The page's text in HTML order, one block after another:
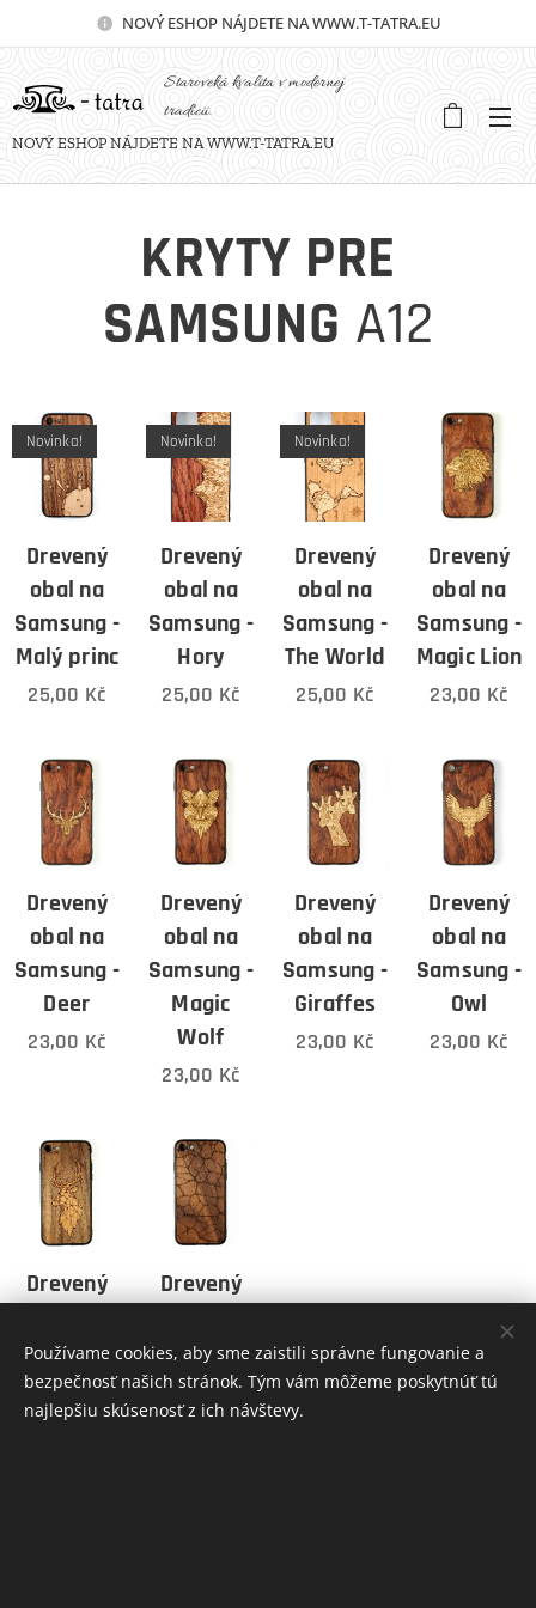
NOVÝESHOP NÁJDETE NA WWW.T-TATRA.EU
Staroveká kvalita v modernej
tradícii.
NOVÝ ESHOP NÁJDETE NA WWW.T-TATRA.EU
KRYTY PRE
SAMSUNG A12
Drevený
obal na
Samsung -
Malý princ
Novinka!
25,00 Kč
Drevený
obal na
Samsung -
Hory
Novinka!
25,00 Kč
Drevený
obal na
Samsung -
The World
Novinka!
25,00 Kč
Drevený
obal na
Samsung -
Magic Lion
23,00 Kč
Drevený
obal na
Samsung -
Deer
23,00 Kč
Drevený
obal na
Samsung -
Magic
Wolf
23,00 Kč
Drevený
obal na
Samsung -
Giraffes
23,00 Kč
Drevený
obal na
Samsung -
Owl
23,00 Kč
Drevený
Samsung -
Cherry
Hart
Drevený
Samsung -
Aligator
23,00Kč
Používame cookies, aby sme zaistili správne fungovanie a
bezpečnosť našich stránok. Tým vám môžeme poskytnúť tú
najlepšiu skúsenosť z ich návštevy.